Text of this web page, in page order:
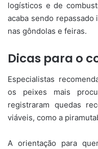
logísticos e de
acaba sendo
nas gôndolas e feiras.
Dicas para o
Especialistas
os peixes mais
registraram quedas
viáveis, como a
A orientação para